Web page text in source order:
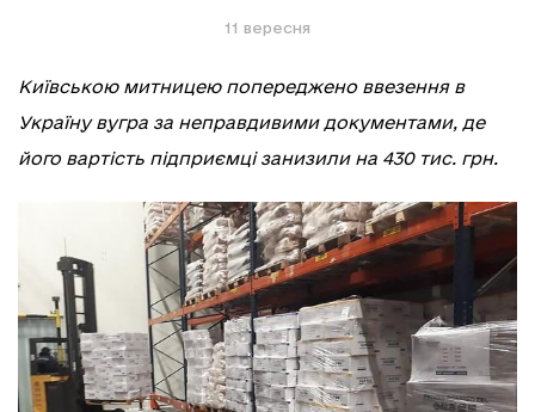
11 вересня
Київською митницею попереджено ввезення в
Україну вугра за неправдивими документами, де
його вартість підприємці занизили на 430 тис. грн.